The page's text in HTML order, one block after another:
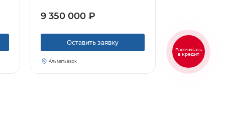
9 350 000 ₽
Оставить заявку
Альметьевск
Рассчитать
в кредит